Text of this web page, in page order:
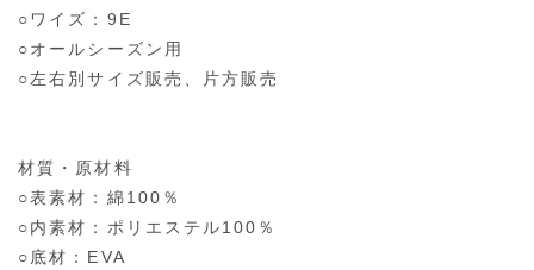
○ワイズ：9E
○オールシーズン用
○左右別サイズ販売、片方販売
材質・原材料
○表素材：綿100％
○内素材：ポリエステル100％
○底材：EVA